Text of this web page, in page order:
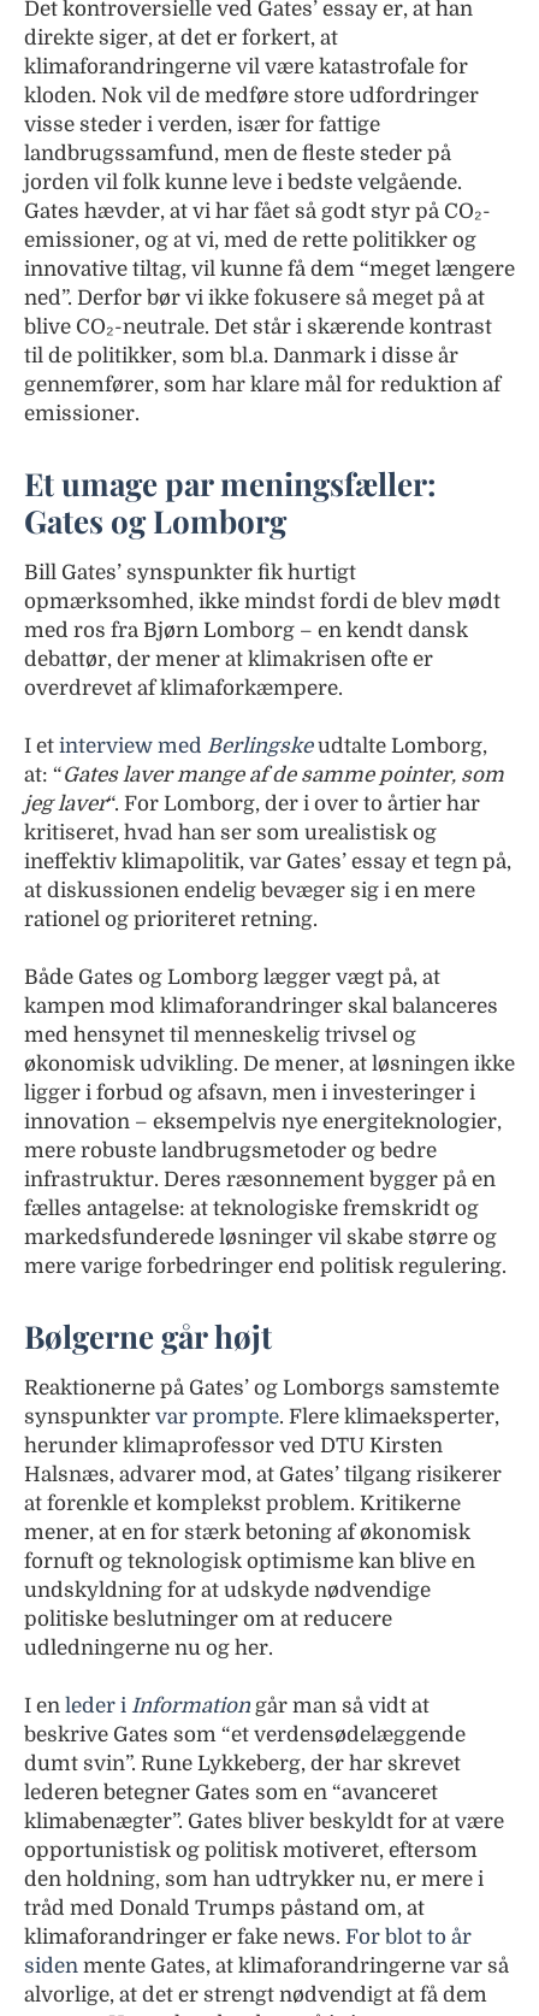
Det kontroversielle ved Gates’ essay er, at han
direkte siger, at det er forkert, at
klimaforandringerne vil være katastrofale for
kloden. Nok vil de medføre store udfordringer
visse steder i verden, især for fattige
landbrugssamfund, men de fleste steder på
jorden vil folk kunne leve i bedste velgående.
Gates hævder, at vi har fået så godt styr på CO₂-
emissioner, og at vi, med de rette politikker og
innovative tiltag, vil kunne få dem “meget længere
ned”. Derfor bør vi ikke fokusere så meget på at
blive CO₂-neutrale. Det står i skærende kontrast
til de politikker, som bl.a. Danmark i disse år
gennemfører, som har klare mål for reduktion af
emissioner.
Et umage par meningsfæller:
Gates og Lomborg
Bill Gates’ synspunkter fik hurtigt
opmærksomhed, ikke mindst fordi de blev mødt
med ros fra Bjørn Lomborg – en kendt dansk
debattør, der mener at klimakrisen ofte er
overdrevet af klimaforkæmpere.
I et interview med Berlingskeudtalte Lomborg,
at: “Gates laver mange af de samme pointer, som
jeg laver“. For Lomborg, der i over to årtier har
kritiseret, hvad han ser som urealistisk og
ineffektiv klimapolitik, var Gates’ essay et tegn på,
at diskussionen endelig bevæger sig i en mere
rationel og prioriteret retning.
Både Gates og Lomborg lægger vægt på, at
kampen mod klimaforandringer skal balanceres
med hensynet til menneskelig trivsel og
økonomisk udvikling. De mener, at løsningen ikke
ligger i forbud og afsavn, men i investeringer i
innovation – eksempelvis nye energiteknologier,
mere robuste landbrugsmetoder og bedre
infrastruktur. Deres ræsonnement bygger på en
fælles antagelse: at teknologiske fremskridt og
markedsfunderede løsninger vil skabe større og
mere varige forbedringer end politisk regulering.
Bølgerne går højt
Reaktionerne på Gates’ og Lomborgs samstemte
synspunkter var prompte. Flere klimaeksperter,
herunder klimaprofessor ved DTU Kirsten
Halsnæs, advarer mod, at Gates’ tilgang risikerer
at forenkle et komplekst problem. Kritikerne
mener, at en for stærk betoning af økonomisk
fornuft og teknologisk optimisme kan blive en
undskyldning for at udskyde nødvendige
politiske beslutninger om at reducere
udledningerne nu og her.
I en leder i Information går man så vidt at
beskrive Gates som “et verdensødelæggende
dumt svin”. Rune Lykkeberg, der har skrevet
lederen betegner Gates som en “avanceret
klimabenægter”. Gates bliver beskyldt for at være
opportunistisk og politisk motiveret, eftersom
den holdning, som han udtrykker nu, er mere i
tråd med Donald Trumps påstand om, at
klimaforandringer er fake news. For blot to år
siden mente Gates, at klimaforandringerne var så
alvorlige, at det er strengt nødvendigt at få dem